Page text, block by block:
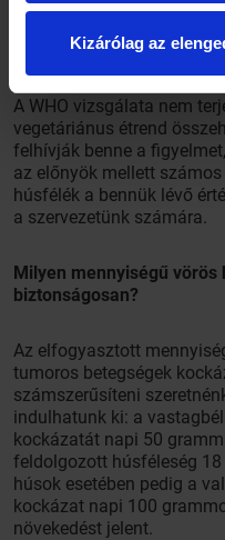
Kizárólag az
Érdemesebb-e inkább
A WHO vizsgálata nem
vegetáriánus étrend
felhívják benne a
az előnyök mellett
húsfélék a bennük lévő
a szervezetünk számára.
Milyen mennyiségű vörös
biztonságosan?
Az elfogyasztott
tumoros betegségek
számszerűsíteni
indulhatunk ki: a
kockázatát napi 50
feldolgozott húsféleség
húsok esetében pedig a
kockázat napi 100
növekedést jelent.